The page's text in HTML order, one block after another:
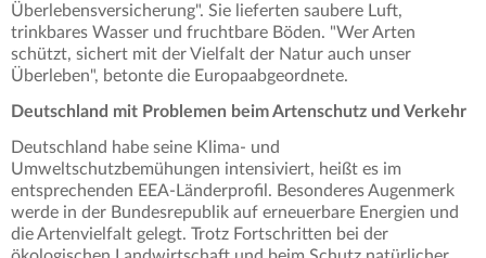
Überlebensversicherung". Sie lieferten saubere Luft,
trinkbares Wasser und fruchtbare Böden. "Wer Arten
schützt, sichert mit der Vielfalt der Natur auch unser
Überleben", betonte die Europaabgeordnete.
Deutschland mit Problemen beim Artenschutz und Verkehr
Deutschland habe seine Klima- und
Umweltschutzbemühungen intensiviert, heißt es im
entsprechenden EEA-Länderprofil. Besonderes Augenmerk
werde in der Bundesrepublik auf erneuerbare Energien und
die Artenvielfalt gelegt. Trotz Fortschritten bei der